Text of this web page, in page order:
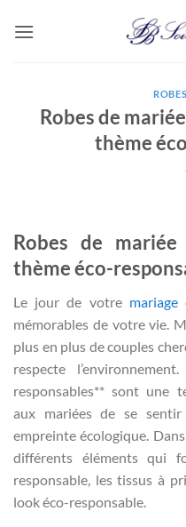
Robes de
thème
Robes de
thème éco-
Le jour de votre mariage
mémorables de votre vie.
plus en plus de couples
respecte
responsables** sont une
aux mariées de se
empreinte écologique.
différents éléments qui
responsable, les tissus à
look éco-responsable.